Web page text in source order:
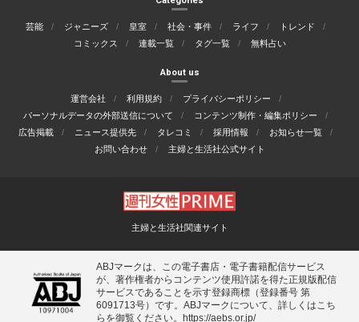
芸能 ジャニーズ 皇室 社会・事件 ライフ
トレンド
コミックス
連載一覧 タグ一覧 無料占い
About us
運営会社 利用規約
プライバシーポリシー
パーソナルデータの外部送信について
コンテンツ制作・編集ポリシー
広告掲載
ニュース提供先 タレコミ 採用情報
お知らせ一覧
お問い合わせ
主婦と生活社公式サイト
主婦と生活社関連サイト
ABJマークは、この電子書店・電子書籍配信サービス
が、著作権者からコンテンツ使用許諾を得た正規版配信
サービスであることを示す登録商標（登録番号 第
6091713号）です。ABJマークについて、詳しくはこち
らを御覧ください。
https://aebs.or.jp/